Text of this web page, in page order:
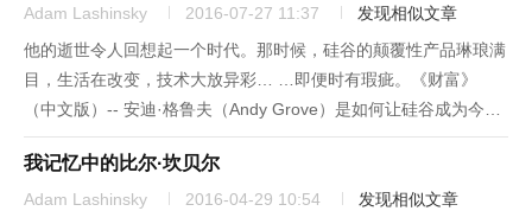
Adam Lashinsky 2016-07-27 11:37
发现相似文章
他的逝世令人回想起一个时代。那时候，硅谷的颠覆性产品琳琅满
目，生活在改变，技术大放异彩… …即便时有瑕疵。《财富》
（中文版）-- 安迪·格鲁夫（Andy Grove）是如何让硅谷成为今天
的这番景象？容我一一道来。他博学多才，拥有化学工程博士学位
—人们不是直接叫他安迪，就是称他为格鲁夫博士—长期在英特...
我记忆中的比尔·坎贝尔
Adam Lashinsky 2016-04-29 10:54
发现相似文章